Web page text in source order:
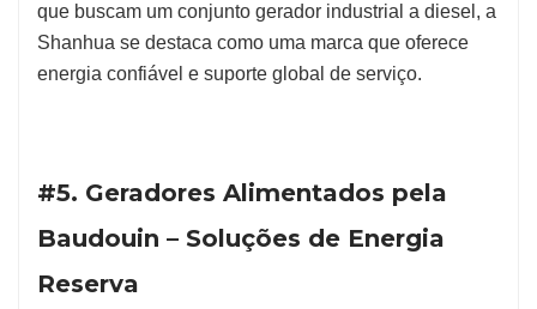
que buscam um conjunto gerador industrial a diesel, a
Shanhua se destaca como uma marca que oferece
energia confiável e suporte global de serviço.
#5. Geradores Alimentados pela
Baudouin – Soluções de Energia
Reserva